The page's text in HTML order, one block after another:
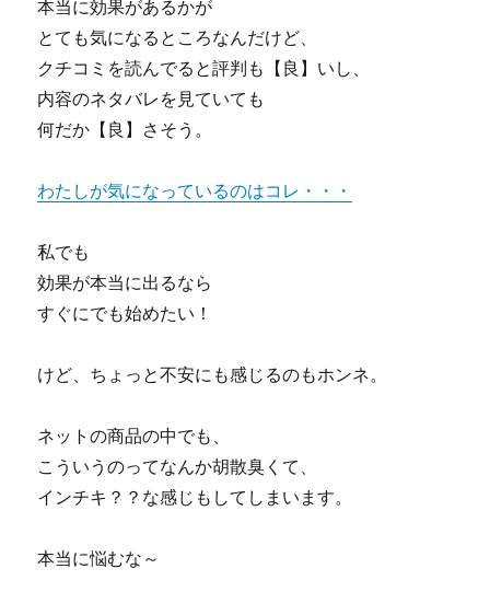
本当に効果があるかが
とても気になるところなんだけど、
クチコミを読んでると評判も【良】いし、
内容のネタバレを見ていても
何だか【良】さそう。
わたしが気になっているのはコレ・・・
私でも
効果が本当に出るなら
すぐにでも始めたい！
けど、ちょっと不安にも感じるのもホンネ。
ネットの商品の中でも、
こういうのってなんか胡散臭くて、
インチキ？？な感じもしてしまいます。
本当に悩むな～